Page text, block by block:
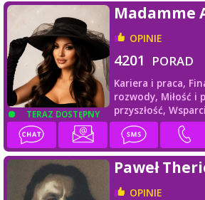
TERAZ DOSTĘPNY
Madamme
OPINIE
4201 PORAD
Kariera i praca,
rozwody, Miłość i
przyszłość,
Paweł
OPINIE